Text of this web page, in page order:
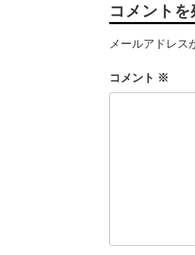
コメントを
メールアドレス
コメント ※